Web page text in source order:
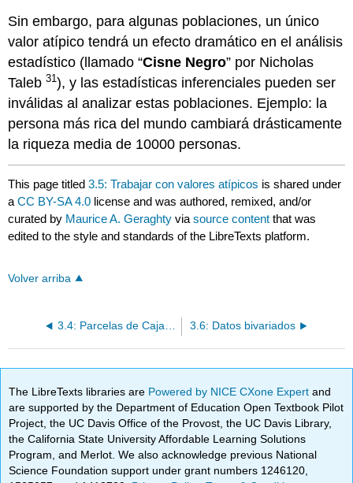
Sin embargo, para algunas poblaciones, un único
valor atípico tendrá un efecto dramático en el análisis
estadístico (llamado “Cisne Negro” por Nicholas
Taleb31), y las estadísticas inferenciales pueden ser
inválidas al analizar estas poblaciones. Ejemplo: la
persona más rica del mundo cambiará drásticamente
la riqueza media de 10000 personas.
This page titled3.5: Trabajar con valores atípicos is shared under
aCC BY-SA 4.0 license and was authored, remixed, and/or
curated by Maurice A. Geraghty viasource content that was
edited to the style and standards of the LibreTexts platform.
Volver arriba
3.6: Datos bivariados
The LibreTexts libraries are Powered by NICE CXone Expertand
are supported by the Department of Education Open Textbook Pilot
Project, the UC Davis Office of the Provost, the UC Davis Library,
the California State University Affordable Learning Solutions
Program, and Merlot. We also acknowledge previous National
Science Foundation support under grant numbers 1246120,